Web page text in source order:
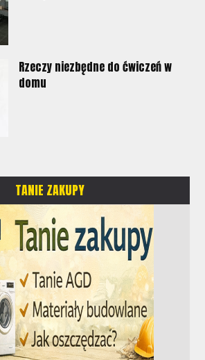
Rzeczy niezbędne do ćwiczeń w
domu
TANIE ZAKUPY